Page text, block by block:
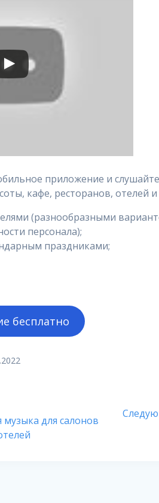
приложение и
кафе, ресторанов, отелей
(разнообразными
персонала);
праздниками;
бесплатно
музыка для салонов